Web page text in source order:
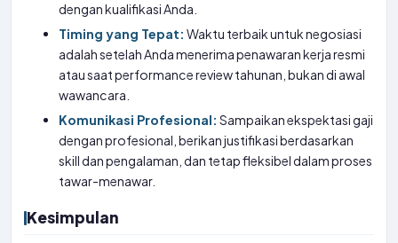
dengan kualifikasi Anda.
Timing yang Tepat: Waktu terbaik untuk negosiasi
adalah setelah Anda menerima penawaran kerja resmi
atau saat performance review tahunan, bukan di awal
wawancara.
Komunikasi Profesional: Sampaikan ekspektasi gaji
dengan profesional, berikan justifikasi berdasarkan
skill dan pengalaman, dan tetap fleksibel dalam proses
tawar-menawar.
Kesimpulan